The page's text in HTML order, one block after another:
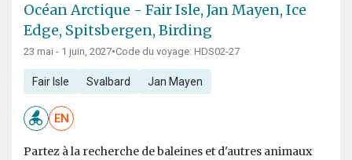
Océan Arctique - Fair Isle, Jan Mayen, Ice
Edge, Spitsbergen, Birding
23 mai - 1 juin, 2027•Code du voyage: HDS02-27
Fair Isle Svalbard Jan Mayen
EN
Partez à la recherche de baleines et d'autres animaux